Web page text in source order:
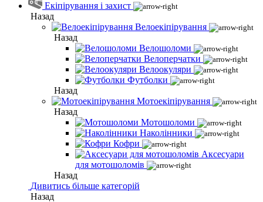
Екіпірування і захист
Назад
Велоекіпірування
Назад
Велошоломи
Велоперчатки
Велоокуляри
Футболки
Назад
Мотоекіпірування
Назад
Мотошоломи
Наколінники
Кофри
Аксесуари
для мотошоломів
Назад
Дивитись більше категорій
Назад